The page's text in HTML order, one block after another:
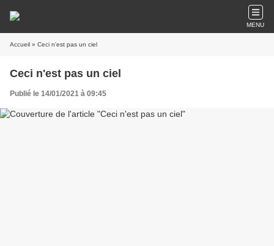
MENU
Accueil » Ceci n'est pas un ciel
Ceci n'est pas un ciel
Publié le 14/01/2021 à 09:45